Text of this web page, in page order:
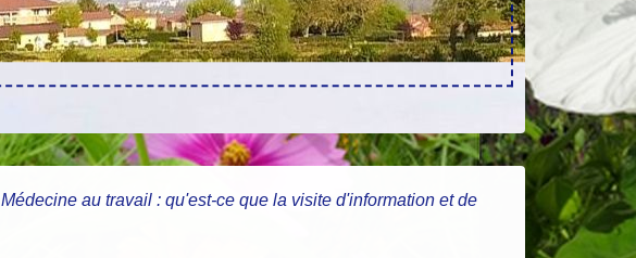
Médecine au travail : qu'est-ce que la visite d'information et de